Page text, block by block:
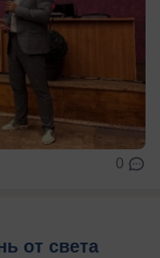
0
от света